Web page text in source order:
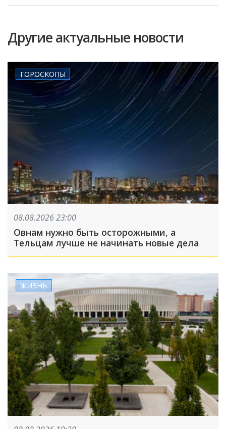
Другие актуальные новости
ГОРОСКОПЫ
08.08.2026 23:00
Овнам нужно быть осторожными, а
Тельцам лучше не начинать новые дела
ЖИЗНЬ